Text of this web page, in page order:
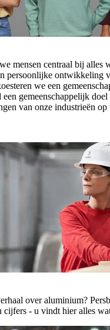
mensen centraal bij alles
persoonlijke ontwikkeling
we een
gemeenschappelijk doel
van onze industrieën op
over aluminium?
cijfers - u vindt hier alles